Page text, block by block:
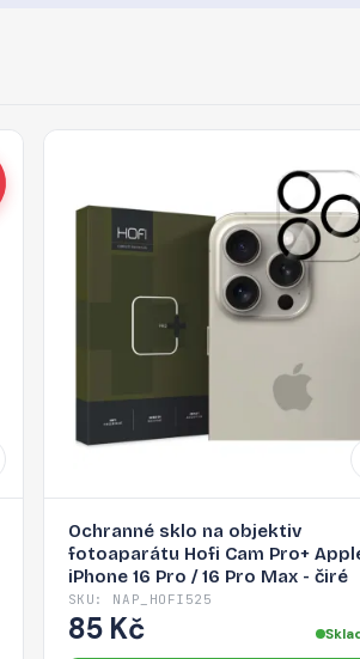
Ochranné sklo na objektiv
fotoaparátu Hofi Cam Pro+
iPhone 16 Pro / 16 Pro Max - čiré
SKU: NAP_HOFI525
85 Kč